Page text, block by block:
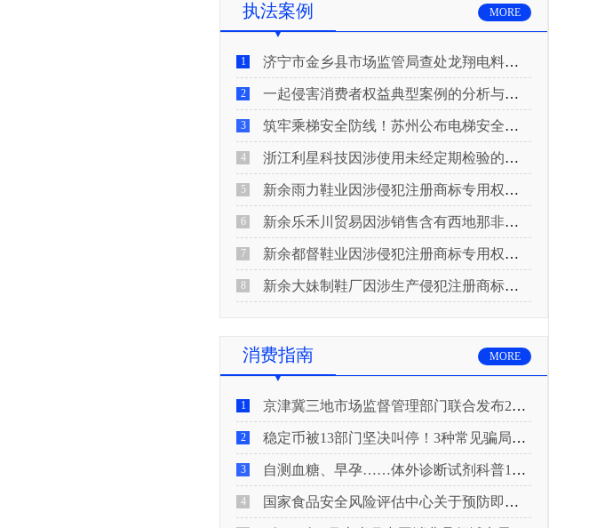
执法案例 MORE
1 济宁市金乡县市场监管局查处龙翔电料批发部非法销售电线电缆案
2 一起侵害消费者权益典型案例的分析与启示
3 筑牢乘梯安全防线！苏州公布电梯安全领域典型案例
4 浙江利星科技因涉使用未经定期检验的压力管道被查
5 新余雨力鞋业因涉侵犯注册商标专用权被查
6 新余乐禾川贸易因涉销售含有西地那非的保健食品被查
7 新余都督鞋业因涉侵犯注册商标专用权被查
8 新余大妹制鞋厂因涉生产侵犯注册商标专用权的产品被查
消费指南 MORE
1 京津冀三地市场监督管理部门联合发布2026年春节期间消费提示
2 稳定币被13部门坚决叫停！3种常见骗局“套路”曝光
3 自测血糖、早孕……体外诊断试剂科普10问来了！建议收藏
4 国家食品安全风险评估中心关于预防即食真空包装肉制品肉毒中毒的风险提示